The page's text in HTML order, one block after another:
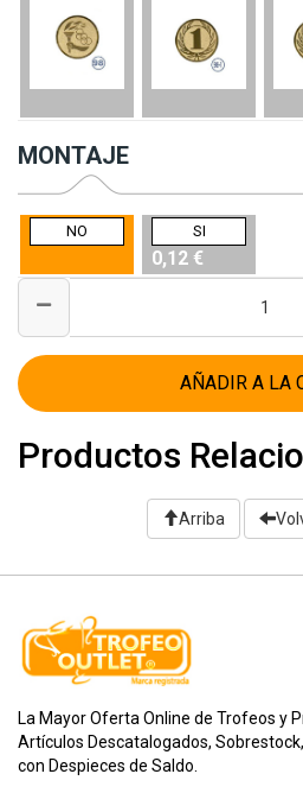
MONTAJE
NO SI
0,12 €
AÑADIR A LA
Productos
Arriba
La Mayor Oferta Online de Trofeos y
Artículos Descatalogados,
con Despieces de Saldo.